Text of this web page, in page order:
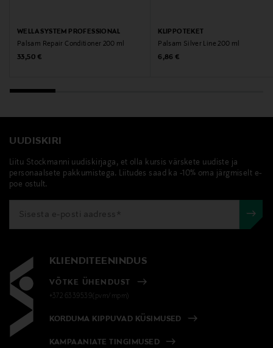
WELLA SYSTEM PROFESSIONAL
Palsam Repair Conditioner 200 ml
Original Price
33,50 €
KLIPPOTEKET
Palsam Silver Line 200 ml
Original Price
6,86 €
UUDISKIRI
Liitu Stockmanni uudiskirjaga, et olla kursis värskete uudiste ja
personaalsete pakkumistega. Liitudes saad ka -10% oma järgmiselt e-
poe ostult.
KLIENDITEENINDUS
VÕTKE ÜHENDUST
+372 6339539(pvm/mpm)
KORDUMA KIPPUVAD KÜSIMUSED
KAMPAANIATE TINGIMUSED